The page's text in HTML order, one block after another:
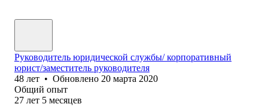
Руководитель юридической службы/ корпоративный
юрист/заместитель руководителя
48 лет • Обновлено 20 марта 2020
Общий опыт
27 лет 5 месяцев